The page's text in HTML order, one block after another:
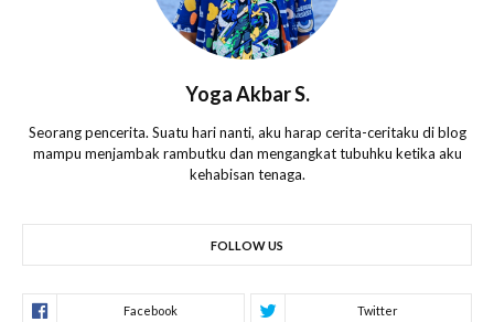
Yoga Akbar S.
Seorang pencerita. Suatu hari nanti, aku harap cerita-ceritaku di blog
mampu menjambak rambutku dan mengangkat tubuhku ketika aku
kehabisan tenaga.
FOLLOW US